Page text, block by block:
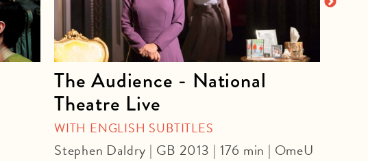
The Audience - National
Theatre Live
WITH ENGLISH SUBTITLES
Stephen Daldry | GB 2013 | 176 min | OmeU